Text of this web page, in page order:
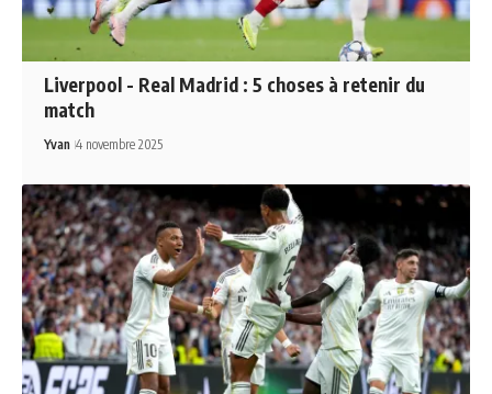
Liverpool - Real Madrid : 5 choses à retenir du
match
Yvan 4 novembre 2025